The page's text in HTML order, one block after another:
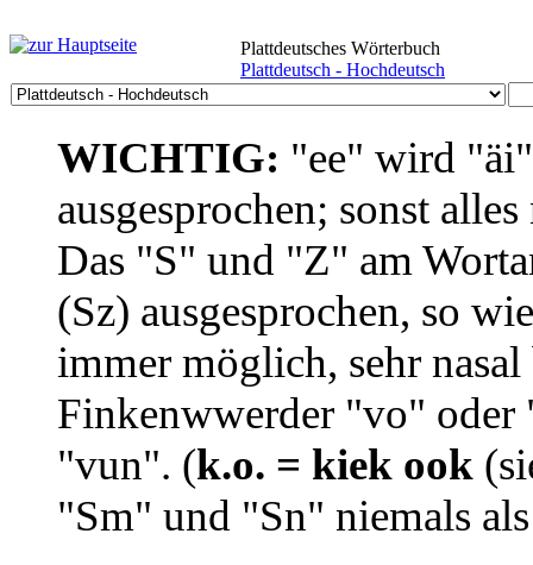
Plattdeutsches Wörterbuch
Plattdeutsch - Hochdeutsch
WICHTIG: "ee" wird
ausgesprochen; sonst
Das "S" und "Z" am
(Sz) ausgesprochen, so
immer möglich, sehr
Finkenwwerder "vo"
"vun". (k.o. = kiek ook
"Sm" und "Sn" niemals